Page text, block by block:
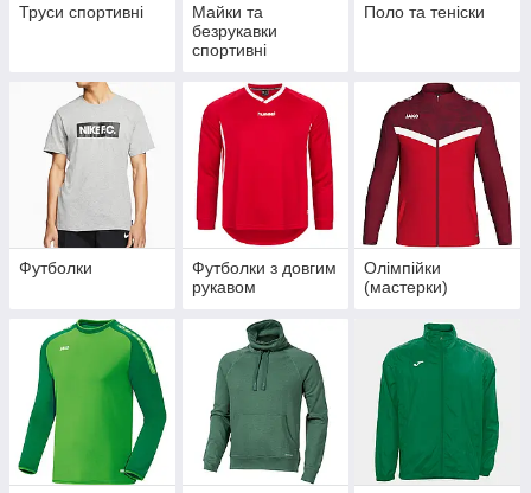
Труси спортивні
Майки та
безрукавки
спортивні
Поло та теніски
Футболки
Футболки з довгим
рукавом
Олімпійки
(мастерки)